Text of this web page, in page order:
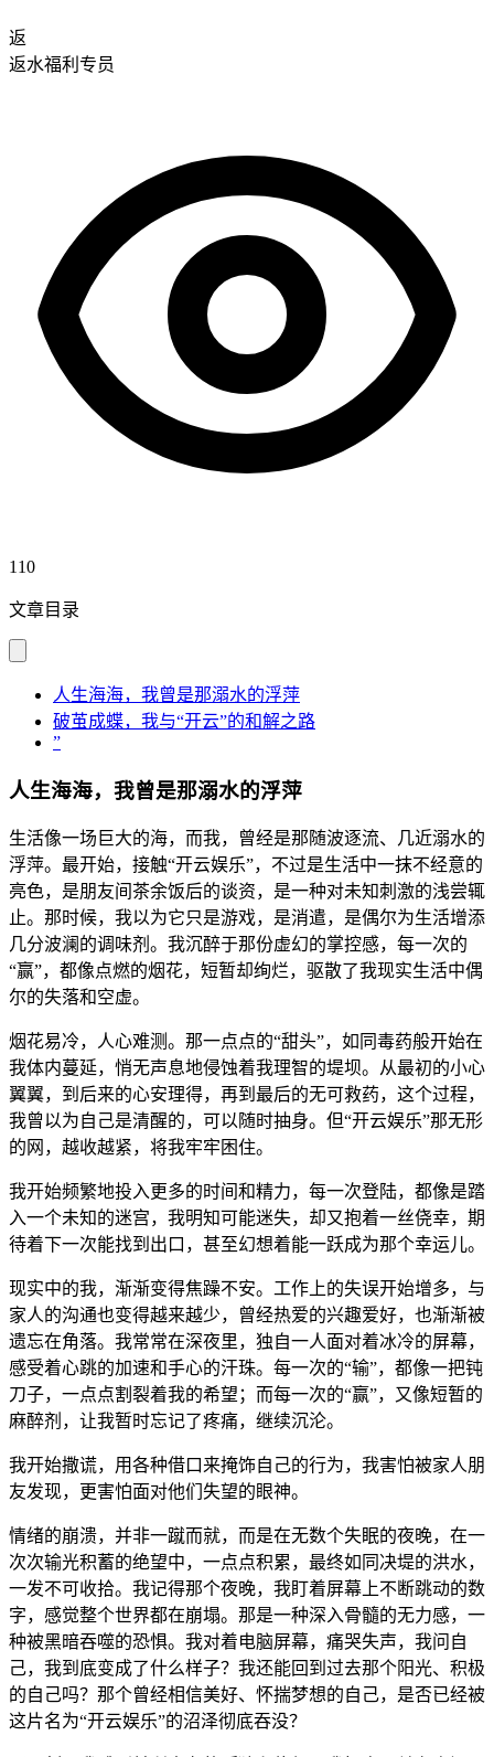
返
返水福利专员
110
文章目录
人生海海，我曾是那溺水的浮萍
破茧成蝶，我与“开云”的和解之路
”
人生海海，我曾是那溺水的浮萍
生活像一场巨大的海，而我，曾经是那随波逐流、几近溺水的
浮萍。最开始，接触“开云娱乐”，不过是生活中一抹不经意的
亮色，是朋友间茶余饭后的谈资，是一种对未知刺激的浅尝辄
止。那时候，我以为它只是游戏，是消遣，是偶尔为生活增添
几分波澜的调味剂。我沉醉于那份虚幻的掌控感，每一次的
“赢”，都像点燃的烟花，短暂却绚烂，驱散了我现实生活中偶
尔的失落和空虚。
烟花易冷，人心难测。那一点点的“甜头”，如同毒药般开始在
我体内蔓延，悄无声息地侵蚀着我理智的堤坝。从最初的小心
翼翼，到后来的心安理得，再到最后的无可救药，这个过程，
我曾以为自己是清醒的，可以随时抽身。但“开云娱乐”那无形
的网，越收越紧，将我牢牢困住。
我开始频繁地投入更多的时间和精力，每一次登陆，都像是踏
入一个未知的迷宫，我明知可能迷失，却又抱着一丝侥幸，期
待着下一次能找到出口，甚至幻想着能一跃成为那个幸运儿。
现实中的我，渐渐变得焦躁不安。工作上的失误开始增多，与
家人的沟通也变得越来越少，曾经热爱的兴趣爱好，也渐渐被
遗忘在角落。我常常在深夜里，独自一人面对着冰冷的屏幕，
感受着心跳的加速和手心的汗珠。每一次的“输”，都像一把钝
刀子，一点点割裂着我的希望；而每一次的“赢”，又像短暂的
麻醉剂，让我暂时忘记了疼痛，继续沉沦。
我开始撒谎，用各种借口来掩饰自己的行为，我害怕被家人朋
友发现，更害怕面对他们失望的眼神。
情绪的崩溃，并非一蹴而就，而是在无数个失眠的夜晚，在一
次次输光积蓄的绝望中，一点点积累，最终如同决堤的洪水，
一发不可收拾。我记得那个夜晚，我盯着屏幕上不断跳动的数
字，感觉整个世界都在崩塌。那是一种深入骨髓的无力感，一
种被黑暗吞噬的恐惧。我对着电脑屏幕，痛哭失声，我问自
己，我到底变成了什么样子？我还能回到过去那个阳光、积极
的自己吗？那个曾经相信美好、怀揣梦想的自己，是否已经被
这片名为“开云娱乐”的沼泽彻底吞没？